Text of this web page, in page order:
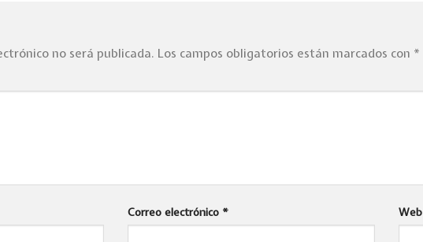
no será publicada. Los campos obligatorios están marcados con *
Correo electrónico * Web